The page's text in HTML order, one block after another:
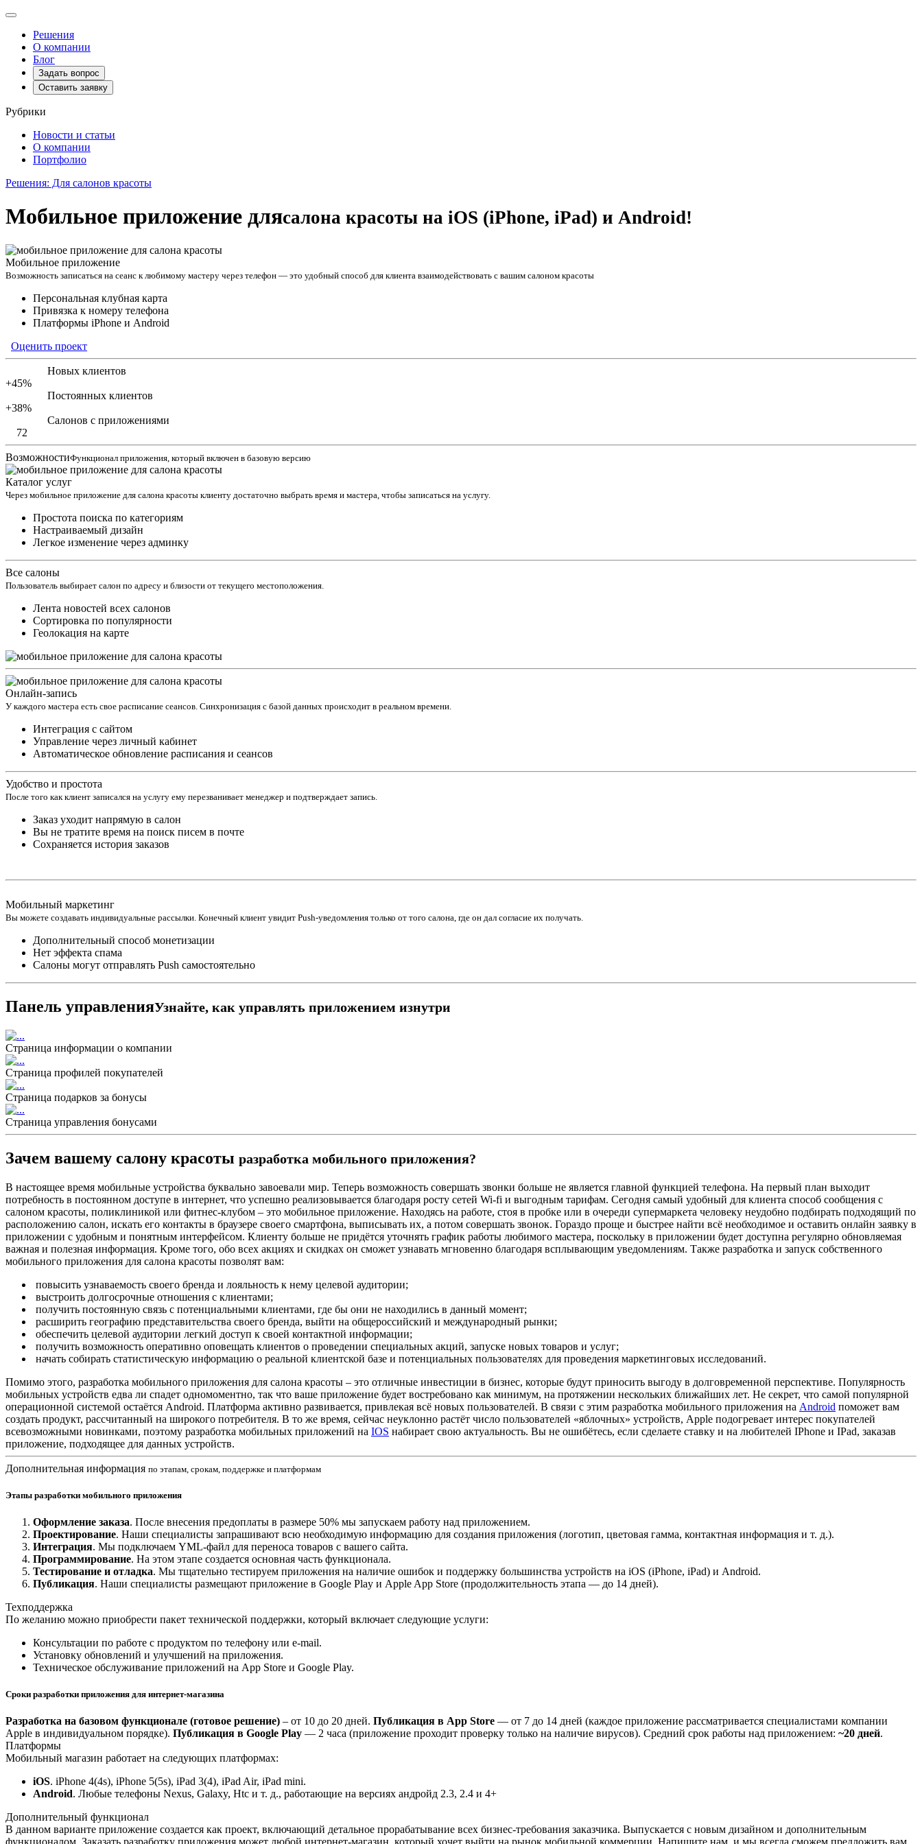
Toggle
navigationРешения
О компании
Блог
Задать вопрос
Оставить заявку
Рубрики
Новости и статьи
О компании
Портфолио
Решения: Для салонов красоты
Мобильное приложение длясалона красоты на iOS (iPhone, iPad) и Android!
Мобильное приложение
Возможность записаться на сеанс к любимому мастеру через телефон — это удобный способ для клиента взаимодействовать с вашим салоном красоты
Персональная клубная карта
Привязка к номеру телефона
Платформы iPhone и Android
Оценить проект
Новых клиентов
+45%
Постоянных клиентов
+38%
Салонов с приложениями
72
ВозможностиФункционал приложения, который включен в базовую версию
Каталог услуг
Через мобильное приложение для салона красоты клиенту достаточно выбрать время и мастера, чтобы записаться на услугу.
Простота поиска по категориям
Настраиваемый дизайн
Легкое изменение через админку
Все салоны
Пользователь выбирает салон по адресу и близости от текущего местоположения.
Лента новостей всех салонов
Сортировка по популярности
Геолокация на карте
Онлайн-запись
У каждого мастера есть свое расписание сеансов. Синхронизация с базой данных происходит в реальном времени.
Интеграция с сайтом
Управление через личный кабинет
Автоматическое обновление расписания и сеансов
Удобство и простота
После того как клиент записался на услугу ему перезванивает менеджер и подтверждает запись.
Заказ уходит напрямую в салон
Вы не тратите время на поиск писем в почте
Сохраняется история заказов
Мобильный маркетинг
Вы можете создавать индивидуальные рассылки. Конечный клиент увидит Push-уведомления только от того салона, где он дал согласие их получать.
Дополнительный способ монетизации
Нет эффекта спама
Салоны могут отправлять Push самостоятельно
Панель управленияУзнайте, как управлять приложением изнутри
Страница информации о компании
Страница профилей покупателей
Страница подарков за бонусы
Страница управления бонусами
Зачем вашему салону красоты разработка мобильного приложения?
В настоящее время мобильные устройства буквально завоевали мир. Теперь возможность совершать звонки больше не является главной функцией телефона. На первый план выходит
потребность в постоянном доступе в интернет, что успешно реализовывается благодаря росту сетей Wi-fi и выгодным тарифам. Сегодня самый удобный для клиента способ сообщения с
салоном красоты, поликлиникой или фитнес-клубом – это мобильное приложение. Находясь на работе, стоя в пробке или в очереди супермаркета человеку неудобно подбирать подходящий по
расположению салон, искать его контакты в браузере своего смартфона, выписывать их, а потом совершать звонок. Гораздо проще и быстрее найти всё необходимое и оставить онлайн заявку в
приложении с удобным и понятным интерфейсом. Клиенту больше не придётся уточнять график работы любимого мастера, поскольку в приложении будет доступна регулярно обновляемая
важная и полезная информация. Кроме того, обо всех акциях и скидках он сможет узнавать мгновенно благодаря всплывающим уведомлениям. Также разработка и запуск собственного
мобильного приложения для салона красоты позволят вам:
​ повысить узнаваемость своего бренда и лояльность к нему целевой аудитории;
​ выстроить долгосрочные отношения с клиентами;
​ получить постоянную связь с потенциальными клиентами, где бы они не находились в данный момент;
​ расширить географию представительства своего бренда, выйти на общероссийский и международный рынки;
​ обеспечить целевой аудитории легкий доступ к своей контактной информации;
​ получить возможность оперативно оповещать клиентов о проведении специальных акций, запуске новых товаров и услуг;
​ начать собирать статистическую информацию о реальной клиентской базе и потенциальных пользователях для проведения маркетинговых исследований.
Помимо этого, разработка мобильного приложения для салона красоты – это отличные инвестиции в бизнес, которые будут приносить выгоду в долговременной перспективе. Популярность
мобильных устройств едва ли спадет одномоментно, так что ваше приложение будет востребовано как минимум, на протяжении нескольких ближайших лет. Не секрет, что самой популярной
операционной системой остаётся Android. Платформа активно развивается, привлекая всё новых пользователей. В связи с этим разработка мобильного приложения на Android поможет вам
создать продукт, рассчитанный на широкого потребителя. В то же время, сейчас неуклонно растёт число пользователей «яблочных» устройств, Apple подогревает интерес покупателей
всевозможными новинками, поэтому разработка мобильных приложений на IOS набирает свою актуальность. Вы не ошибётесь, если сделаете ставку и на любителей IPhone и IPad, заказав
приложение, подходящее для данных устройств.
Дополнительная информация по этапам, срокам, поддержке и платформам
Этапы разработки мобильного приложения
Оформление заказа. После внесения предоплаты в размере 50% мы запускаем работу над приложением.
Проектирование. Наши специалисты запрашивают всю необходимую информацию для создания приложения (логотип, цветовая гамма, контактная информация и т. д.).
Интеграция. Мы подключаем YML-файл для переноса товаров с вашего сайта.
Программирование. На этом этапе создается основная часть функционала.
Тестирование и отладка. Мы тщательно тестируем приложения на наличие ошибок и поддержку большинства устройств на iOS (iPhone, iPad) и Android.
Публикация. Наши специалисты размещают приложение в Google Play и Apple App Store (продолжительность этапа — до 14 дней).
Техподдержка
По желанию можно приобрести пакет технической поддержки, который включает следующие услуги:
Консультации по работе с продуктом по телефону или e-mail.
Установку обновлений и улучшений на приложения.
Техническое обслуживание приложений на App Store и Google Play.
Сроки разработки приложения для интернет-магазина
Разработка на базовом функционале (готовое решение) – от 10 до 20 дней. Публикация в App Store — от 7 до 14 дней (каждое приложение рассматривается специалистами компании
Apple в индивидуальном порядке). Публикация в Google Play — 2 часа (приложение проходит проверку только на наличие вирусов). Средний срок работы над приложением: ~20 дней.
Платформы
Мобильный магазин работает на следующих платформах:
iOS. iPhone 4(4s), iPhone 5(5s), iPad 3(4), iPad Air, iPad mini.
Android. Любые телефоны Nexus, Galaxy, Htc и т. д., работающие на версиях андройд 2.3, 2.4 и 4+
Дополнительный функционал
В данном варианте приложение создается как проект, включающий детальное прорабатывание всех бизнес-требования заказчика. Выпускается с новым дизайном и дополнительным